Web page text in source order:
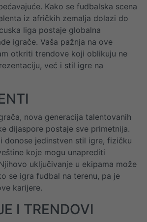
Kako se fudbalska scena
iz afričkih zemalja dolazi do
liga postaje globalna
igrače. Vaša pažnja na ove
otkriti trendove koji oblikuju ne
već i stil igre na
nova generacija talentovanih
dijaspore postaje sve primetnija.
donose jedinstven stil igre, fizičku
koje mogu unaprediti
uključivanje u ekipama može
se igra fudbal na terenu, pa je
karijere.
I TRENDOVI